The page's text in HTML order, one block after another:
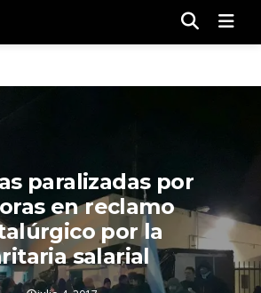
paralizadas por
en reclamo
por la
salarial